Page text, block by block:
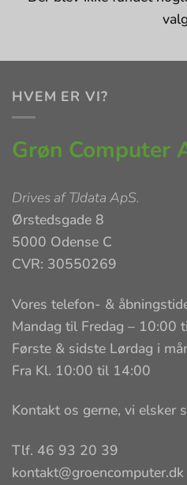
HVEM ER VI?
Grøn Computer
Drives afTJdata ApS.
Ørstedsgade 8
5000 Odense C
CVR: 30550269
Vores telefon- &
Mandag til Fredag – 10:00
Første & sidste Lørdag i
Fra Kl. 10:00 til 14:00
Kontakt os gerne, vi elsker
Tlf. 46 93 20 39
kontakt@groencomputer.dk